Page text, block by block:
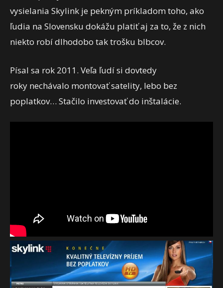
vysielania Skylink je pekným príkladom toho, ako
ľudia na Slovensku dokážu platiť aj za to, že z nich
niekto robí dlhodobo tak trošku blbcov.
Písal sa rok 2011. Veľa ľudí si dovtedy
roky nechávalo montovať satelity, lebo bez
poplatkov… Stačilo investovať do inštalácie.